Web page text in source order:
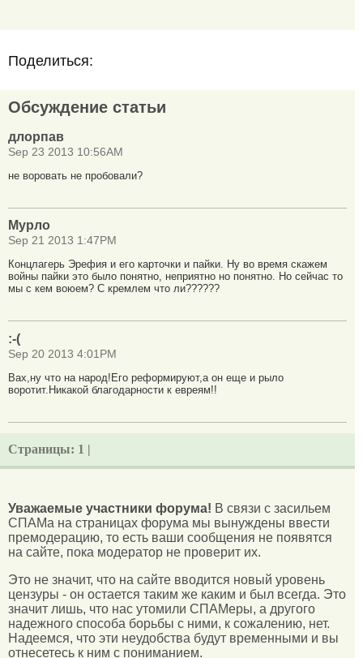
Поделиться:
Обсуждение статьи
длорпав
Sep 23 2013 10:56AM
не воровать не пробовали?
Мурло
Sep 21 2013 1:47PM
Концлагерь Эрефия и его карточки и пайки. Ну во время скажем
войны пайки это было понятно, неприятно но понятно. Но сейчас то
мы с кем воюем? С кремлем что ли??????
:-(
Sep 20 2013 4:01PM
Вах,ну что на народ!Его реформируют,а он еще и рыло
воротит.Никакой благодарности к евреям!!
Страницы: 1 |
Уважаемые участники форума! В связи с засильем
СПАМа на страницах форума мы вынуждены ввести
премодерацию, то есть ваши сообщения не появятся
на сайте, пока модератор не проверит их.
Это не значит, что на сайте вводится новый уровень
цензуры - он остается таким же каким и был всегда. Это
значит лишь, что нас утомили СПАМеры, а другого
надежного способа борьбы с ними, к сожалению, нет.
Надеемся, что эти неудобства будут временными и вы
отнесетесь к ним с пониманием.